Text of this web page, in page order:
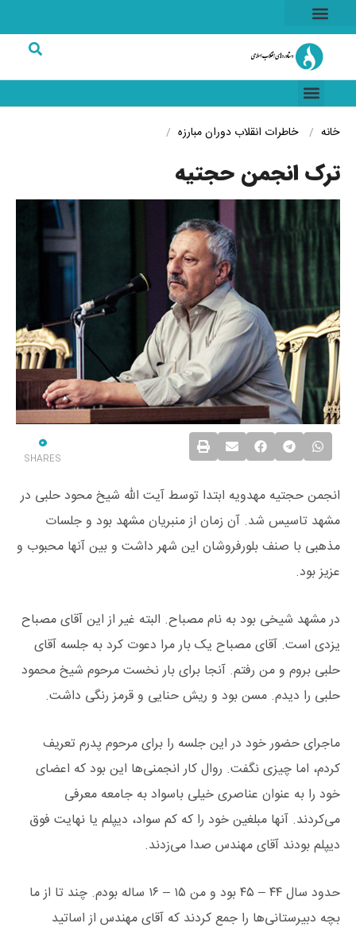
خانه خاطرات انقلابدوران مبارزه
ترک انجمن حجتیه
0
SHARES
انجمن حجتیه مهدویه ابتدا توسط آیت الله شیخ محود حلبی در
مشهد تاسیس شد. آن زمان از منبریان مشهد بود و جلسات
مذهبی با صنف بلورفروشان این شهر داشت و بین آنها محبوب و
عزیز بود.
در مشهد شیخی بود به نام مصباح. البته غیر از این آقای مصباح
یزدی است. آقای مصباح یک بار مرا دعوت کرد به جلسه آقای
حلبی بروم و من رفتم. آنجا برای بار نخست مرحوم شیخ محمود
حلبی را دیدم. مسن بود و ریش حنایی و قرمز رنگی داشت.
ماجرای حضور خود در این جلسه را برای مرحوم پدرم تعریف
کردم، اما چیزی نگفت. روال کار انجمنی‌ها این بود که اعضای
خود را به عنوان عناصری خیلی باسواد به جامعه معرفی
می‌کردند. آنها مبلغین خود را که کم سواد، دیپلم یا نهایت فوق
دیپلم بودند آقای مهندس صدا می‌زدند.
حدود سال ۴۴ – ۴۵ بود و من ۱۵ – ۱۶ ساله بودم. چند تا از ما
بچه دبیرستانی‌ها را جمع کردند که آقای مهندس از اساتید